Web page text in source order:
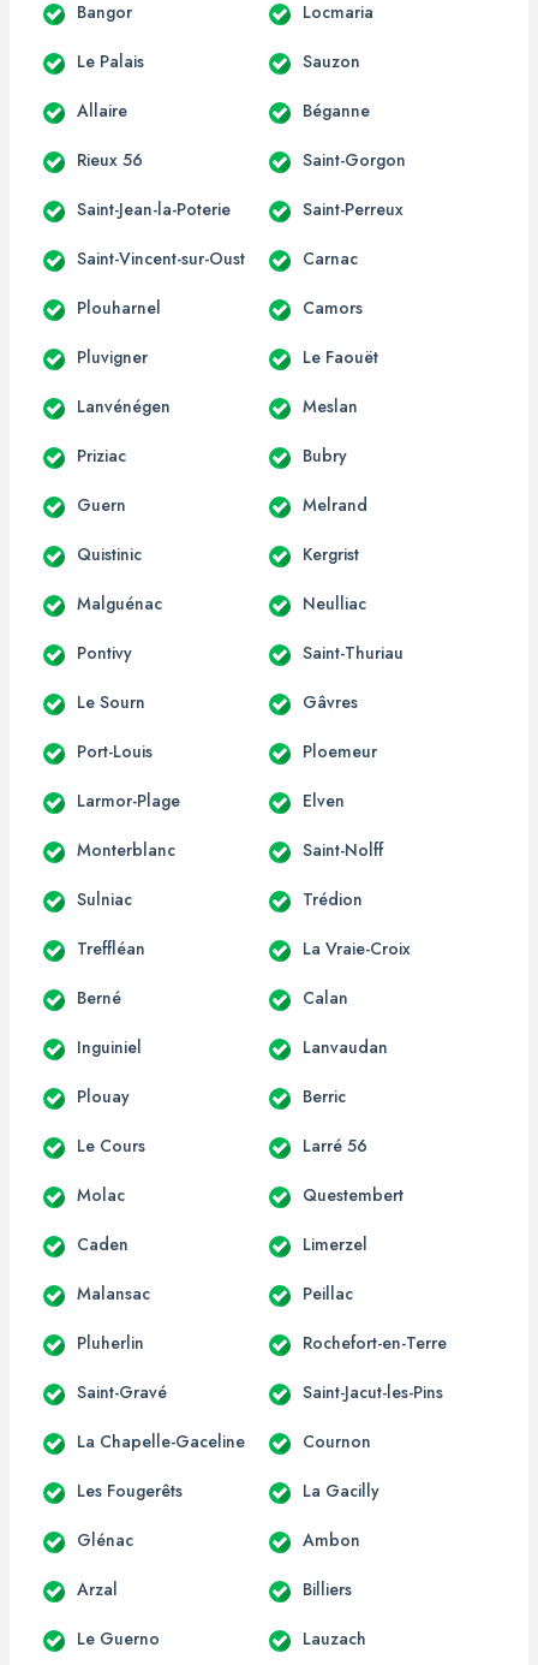
Bangor Locmaria
Le Palais Sauzon
Allaire Béganne
Rieux 56 Saint-Gorgon
Saint-Jean-la-Poterie Saint-Perreux
Saint-Vincent-sur-Oust Carnac
Plouharnel Camors
Pluvigner Le Faouët
Lanvénégen Meslan
Priziac Bubry
Guern Melrand
Quistinic Kergrist
Malguénac Neulliac
Pontivy Saint-Thuriau
Le Sourn Gâvres
Port-Louis Ploemeur
Larmor-Plage Elven
Monterblanc Saint-Nolff
Sulniac Trédion
Treffléan La Vraie-Croix
Berné Calan
Inguiniel Lanvaudan
Plouay Berric
Le Cours Larré 56
Molac Questembert
Caden Limerzel
Malansac Peillac
Pluherlin Rochefort-en-Terre
Saint-Gravé Saint-Jacut-les-Pins
La Chapelle-Gaceline Cournon
Les Fougerêts La Gacilly
Glénac Ambon
Arzal Billiers
Le Guerno Lauzach